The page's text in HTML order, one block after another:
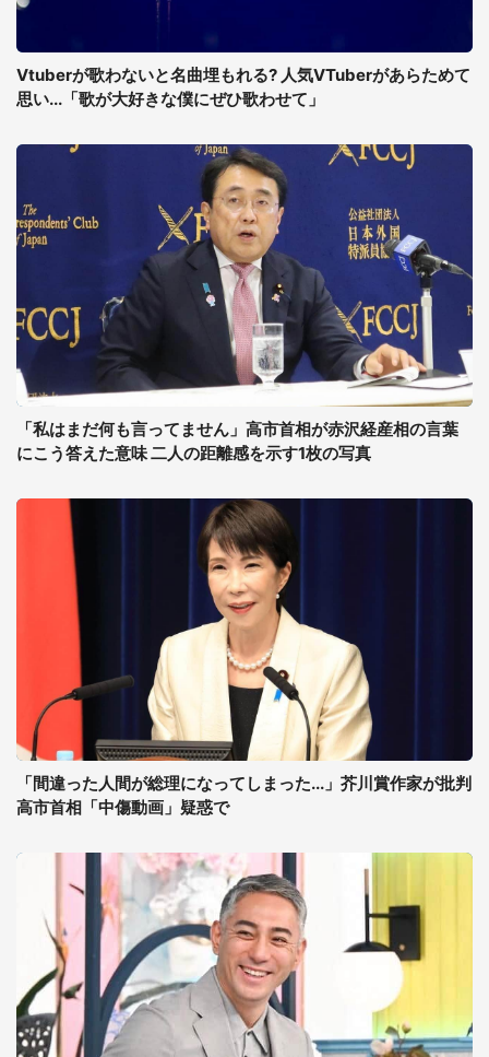
Vtuberが歌わないと名曲埋もれる? 人気VTuberがあらためて
思い...「歌が大好きな僕にぜひ歌わせて」
「私はまだ何も言ってません」高市首相が赤沢経産相の言葉
にこう答えた意味 二人の距離感を示す1枚の写真
「間違った人間が総理になってしまった...」芥川賞作家が批判
高市首相「中傷動画」疑惑で